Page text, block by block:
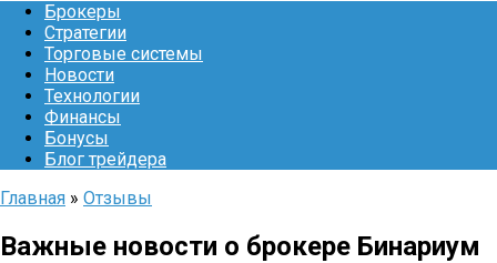
Брокеры
Стратегии
Торговые системы
Новости
Технологии
Финансы
Бонусы
Блог трейдера
Главная » Отзывы
Важные новости о брокере Бинариум